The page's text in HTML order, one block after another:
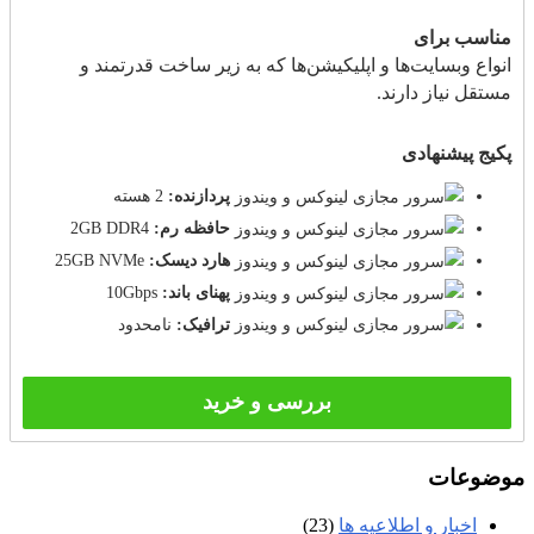
مناسب برای
انواع وبسایت‌ها و اپلیکیشن‌ها که به زیر ساخت قدرتمند و
مستقل نیاز دارند.
پکیج پیشنهادی
پردازنده:
حافظه رم:
هارد دیسک:
پهنای باند:
ترافیک: نامحدود
بررسی و خرید
موضوعات
اخبار و اطلاعیه ها (23)